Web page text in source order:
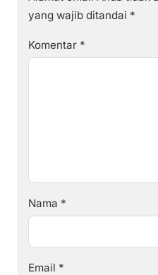
yang wajib ditandai *
Komentar *
Nama *
Email *